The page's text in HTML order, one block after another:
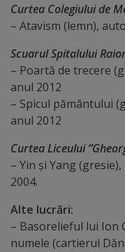
Achiziții
publice
Planuri/
Rapoarte
Licitații
Rezultate
Curtea Colegiului de
– Atavism (lemn),
Scuarul Spitalului
– Poartă de trecere
anul 2012
– Spicul pământului
anul 2012
Curtea Liceului
– Yin și Yang
2004.
Alte lucrări:
– Basorelieful lui Ion
numele (cartierul